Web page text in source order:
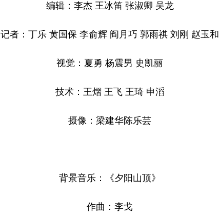
编辑：李杰 王冰笛 张淑卿 吴龙
记者：丁乐 黄国保 李俞辉 阎月巧 郭雨祺 刘刚 赵玉和
视觉：夏勇 杨震男 史凯丽
技术：王熠 王飞 王琦 申滔
摄像：梁建华陈乐芸
背景音乐：《夕阳山顶》
作曲：李戈